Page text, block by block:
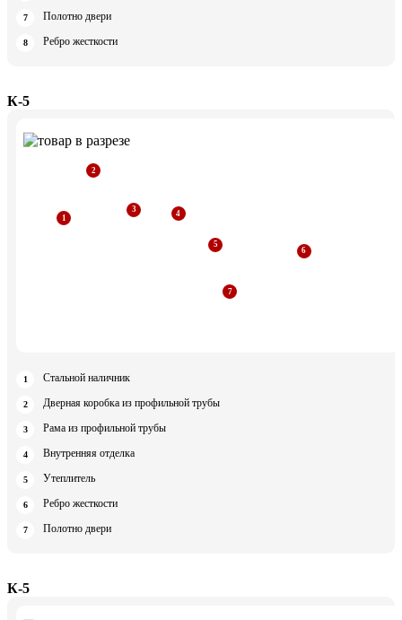
Полотно двери
Ребро жесткости
К-5
Стальной наличник
Дверная коробка из профильной трубы
Рама из профильной трубы
Внутренняя отделка
Утеплитель
Ребро жесткости
Полотно двери
К-5